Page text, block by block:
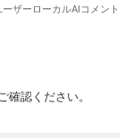
認ください。